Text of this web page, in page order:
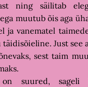
ning säilitab
muutub õis aga
ja vanematel
täidisõieline. Just see
sest taim
on suured,